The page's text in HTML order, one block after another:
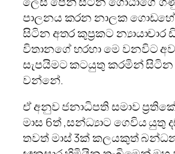
පාලනය කරන නාලක
සිටින අතර කුප්‍රකට
විතානගේ හරහා මෙ වනවිට
සැපයිමට කටයුතු කරමින් සිටින
වන්නේ.
ඒ අනුව ජනාධිපති සමාව
මාස 6ත් ,සන්ධ්‍යාට ගෙවිය යුතු
තවත් මාස් 3ක් කලයකුත්